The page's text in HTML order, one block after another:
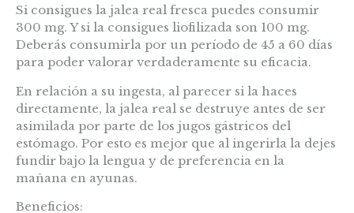
Si consigues la jalea real fresca puedes consumir
300 mg. Y si la consigues liofilizada son 100 mg.
Deberás consumirla por un período de 45 a 60 días
para poder valorar verdaderamente su eficacia.
En relación a su ingesta, al parecer si la haces
directamente, la jalea real se destruye antes de ser
asimilada por parte de los jugos gástricos del
estómago. Por esto es mejor que al ingerirla la dejes
fundir bajo la lengua y de preferencia en la
mañana en ayunas.
Beneficios: